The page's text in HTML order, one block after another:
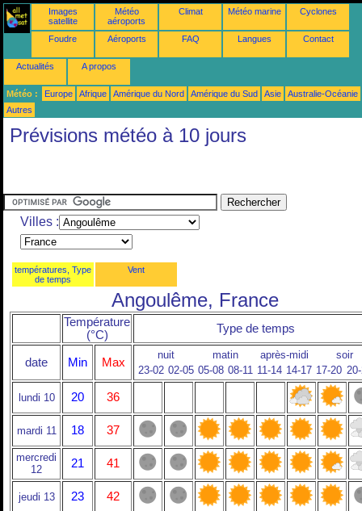
Images
satellite
Météo
aéroports
Climat Météo marine Cyclones
Foudre Aéroports FAQ Langues Contact
Actualités A propos
Météo : Europe Afrique Amérique du Nord Amérique du Sud Asie
Australie-Océanie
Autres
Prévisions météo à 10 jours
Villes :
températures, Type
de temps
Vent
Angoulême, France
Température
(°C)
Type de temps
date Min Max
nuit matin après-midi
soir
23-02 02-05 05-08 08-11 11-14 14-17 17-20
lundi 10 20 36
mardi 11 18 37
mercredi
12
21 41
jeudi 13 23 42